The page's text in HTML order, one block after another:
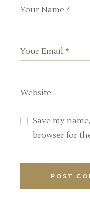
Save my
browser for
POST